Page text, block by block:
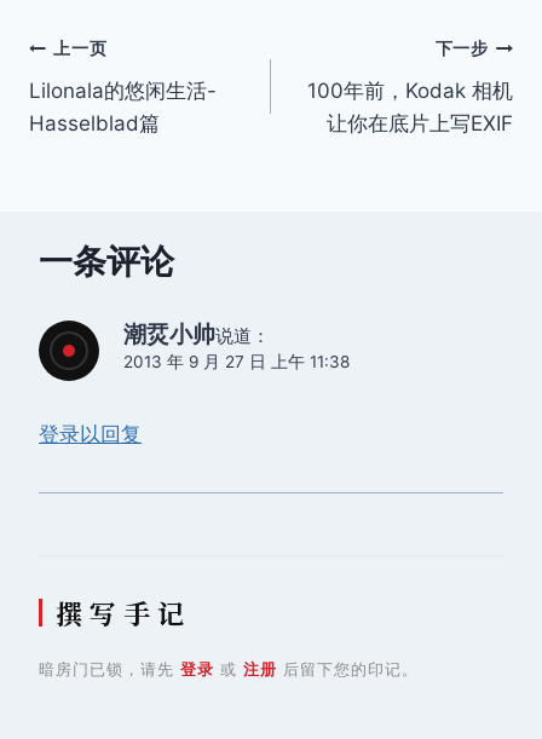
文
章
上一页
Lilonala的悠闲生活-
Hasselblad篇
下一步
100年前，Kodak 相机
让你在底片上写EXIF
一条评论
潮烎小帅说道：
2013 年 9 月 27 日 上午 11:38
登录以回复
撰 写 手 记
暗房门已锁，请先 登录 或 注册 后留下您的印记。